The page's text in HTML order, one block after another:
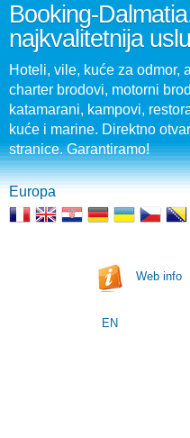
Booking-
najkvalitetnija
Hoteli, vile, kuće za odmor,
charter brodovi, motorni
katamarani, kampovi,
kuće i marine. Direktno
stranice. Garantiramo!
Europa
Web info
EN